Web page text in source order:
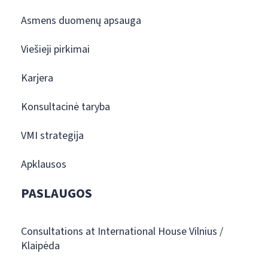
Asmens duomenų apsauga
Viešieji pirkimai
Karjera
Konsultacinė taryba
VMI strategija
Apklausos
PASLAUGOS
Consultations at International House Vilnius /
Klaipėda